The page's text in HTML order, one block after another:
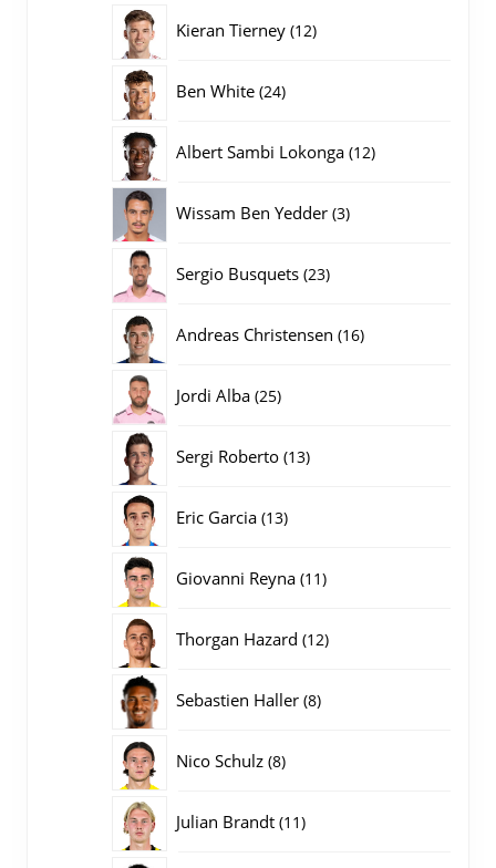
Kieran Tierney 1212
Ben White 2424
Albert Sambi Lokonga 1212
Wissam Ben Yedder 33
Sergio Busquets 2323
Andreas Christensen 1616
Jordi Alba 2525
Sergi Roberto 1313
Eric Garcia 1313
Giovanni Reyna 1111
Thorgan Hazard 1212
Sebastien Haller 88
Nico Schulz 88
Julian Brandt 1111